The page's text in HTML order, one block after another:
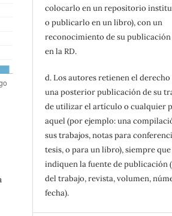
colocarlo en un repositorio
o publicarlo en un libro), con un
reconocimiento de su
en la RD.
d. Los autores retienen el derecho
una posterior publicación de su
de utilizar el artículo o cualquier
aquel (por ejemplo: una
sus trabajos, notas para
tesis, o para un libro), siempre que
indiquen la fuente de publicación
del trabajo, revista, volumen,
fecha).